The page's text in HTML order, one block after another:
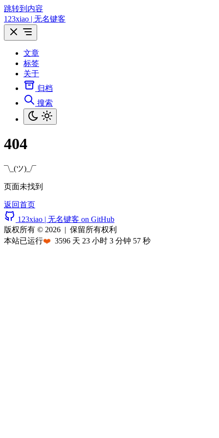
跳转到内容
123xiao | 无名键客
文章
标签
关于
归档
搜索
404
¯\_(ツ)_/¯
页面未找到
返回首页
123xiao | 无名键客 on GitHub
版权所有 © 2026 | 保留所有权利
本站已运行❤️ 3596 天 23 小时 3 分钟 57 秒